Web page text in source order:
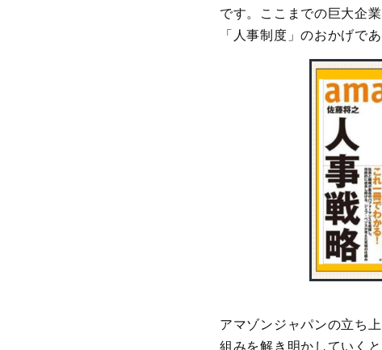
です。ここまでの巨大企
「人事制度」のおかげで
アマゾンジャパンの立ち
組みを解き明かしていく